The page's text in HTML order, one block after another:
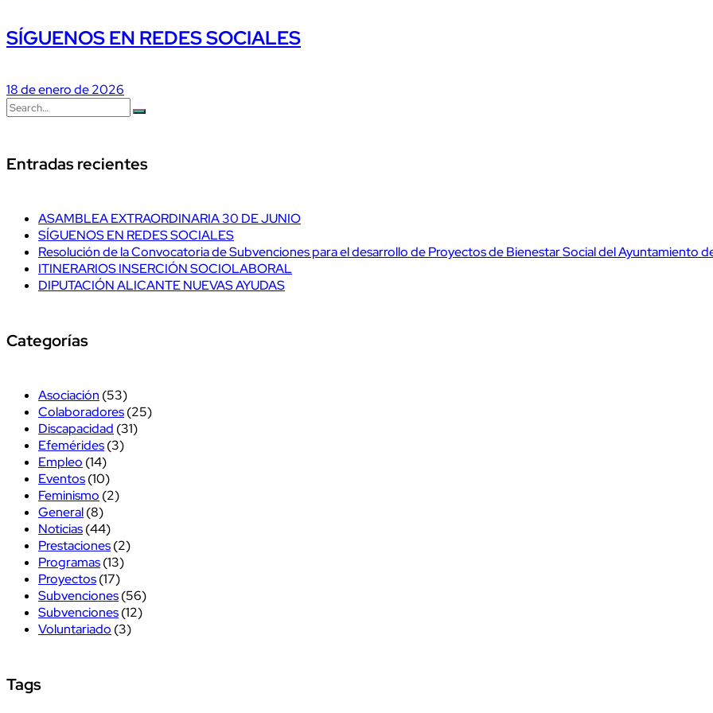
SÍGUENOS EN REDES SOCIALES
18 de enero de 2026
Entradas recientes
ASAMBLEA EXTRAORDINARIA 30 DE JUNIO
SÍGUENOS EN REDES SOCIALES
Resolución de la Convocatoria de Subvenciones para el desarrollo de Proyectos de Bienestar Social del Ayuntamiento
ITINERARIOS INSERCIÓN SOCIOLABORAL
DIPUTACIÓN ALICANTE NUEVAS AYUDAS
Categorías
Asociación (53)
Colaboradores(25)
Discapacidad (31)
Efemérides(3)
Empleo (14)
Eventos(10)
Feminismo (2)
General(8)
Noticias(44)
Prestaciones(2)
Programas(13)
Proyectos(17)
Subvenciones(56)
Subvenciones(12)
Voluntariado (3)
Tags